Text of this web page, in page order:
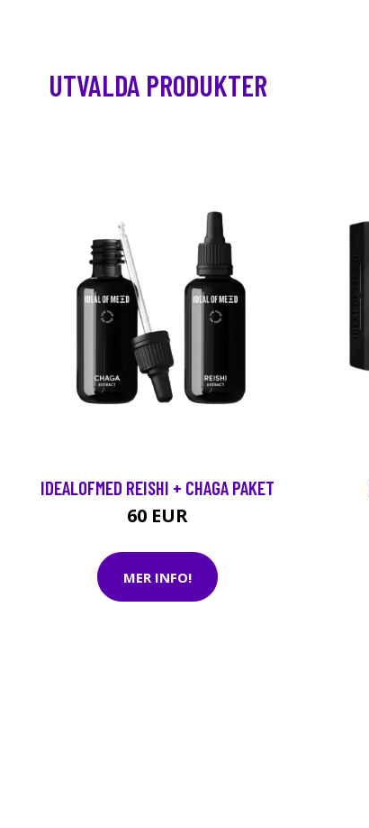
UTVALDA PRODUKTER
IDEALOFMED REISHI + CHAGA PAKET
60 EUR
MER INFO!